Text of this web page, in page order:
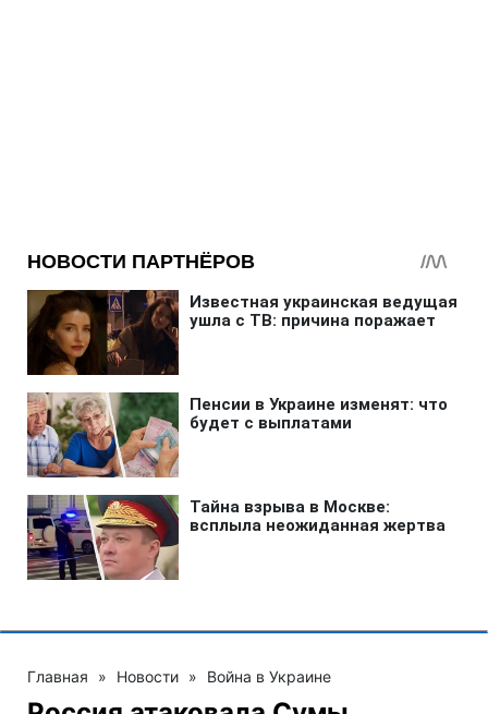
Главная » Новости » Война в Украине